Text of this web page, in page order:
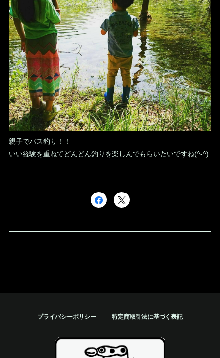
親子でバス釣り！！
いい経験を重ねてどんどん釣りを楽しんでもらいたいですね(^-^)
プライバシーポリシー 特定商取引法に基づく表記